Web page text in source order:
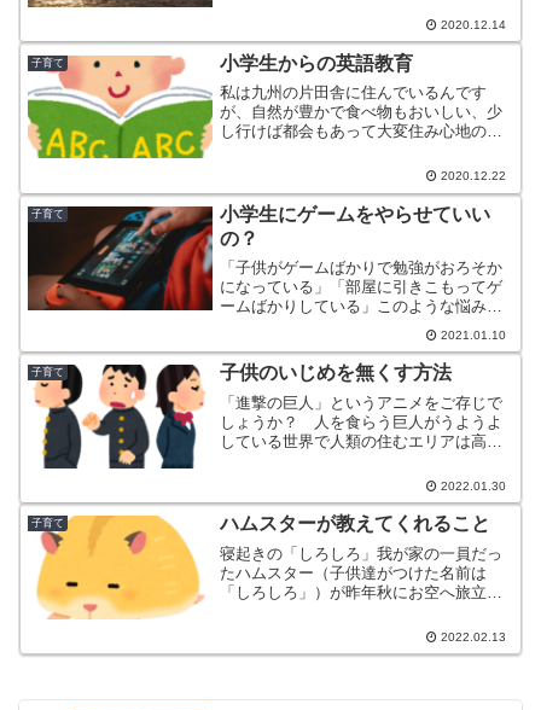
育て奮闘中の私が偉そうなことは言えな
いんですが、子供にはたくさんの失敗を
経験させることが大切だと...
2020.12.14
子育て 小学生からの英語教育
私は九州の片田舎に住んでいるんです
が、自然が豊かで食べ物もおいしい、少
し行けば都会もあって大変住み心地のい
世界を見てきてほしいとの希望があり、
最近の英語学習は進んでおり...
2020.12.22
子育て
小学生にゲームをやらせていい
の？
「子供がゲームばかりで勉強がおろそか
になっている」「部屋に引きこもってゲ
ームばかりしている」このような悩みを
かかえる親御さんは多いのではないでし
ょうか？ 最近のゲームはインターネッ
ト経由で世界とつながっており、犯罪に
巻き込まれるケースもある...
2021.01.10
子育て 子供のいじめを無くす方法
「進撃の巨人」というアニメをご存じで
しょうか？ 人を食らう巨人がうようよ
している世界で人類の住むエリアは高い
人という驚異を排除／駆逐（くちく）す
るため一致団結戦うわけです。巨人がな
にものかも知らずに。様々...
2022.01.30
子育て ハムスターが教えてくれること
寝起きの「しろしろ」我が家の一員だっ
たハムスター（子供達がつけた名前は
「しろしろ」）が昨年秋にお空へ旅立っ
としては短い生涯でしたが、近所の子供
達も「ハムちゃんさわらせて～」と遊び
2022.02.13